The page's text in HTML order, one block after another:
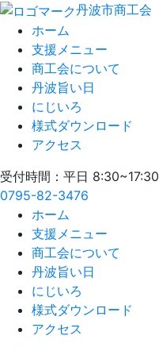
丹波市商工会
ホーム
支援メニュー
商工会について
丹波旨い日
にじいろ
様式ダウンロード
アクセス
受付時間：平日 8:30~17:30
0795-82-3476
ホーム
支援メニュー
商工会について
丹波旨い日
にじいろ
様式ダウンロード
アクセス